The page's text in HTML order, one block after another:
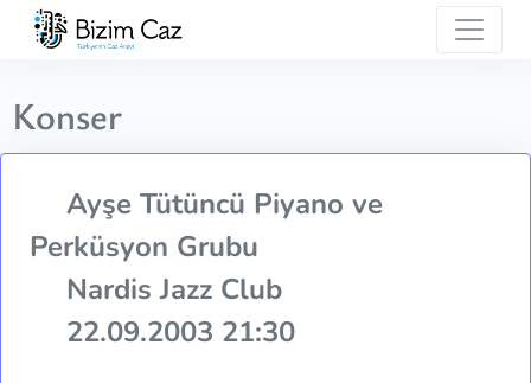
Konser
Ayşe Tütüncü Piyano ve
Perküsyon Grubu
Nardis Jazz Club
22.09.2003 21:30